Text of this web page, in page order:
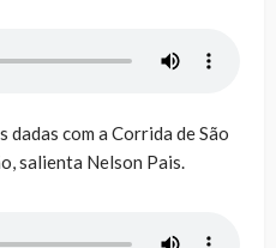
dadas com a Corrida de São
salienta Nelson Pais.